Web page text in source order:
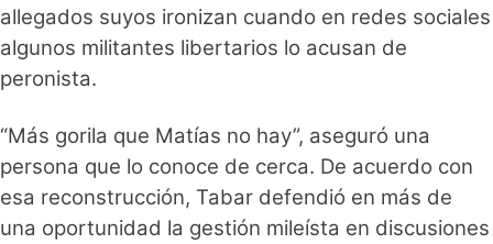
allegados suyos ironizan cuando en redes sociales
algunos militantes libertarios lo acusan de
peronista.
“Más gorila que Matías no hay”, aseguró una
persona que lo conoce de cerca. De acuerdo con
esa reconstrucción, Tabar defendió en más de
una oportunidad la gestión mileísta en discusiones